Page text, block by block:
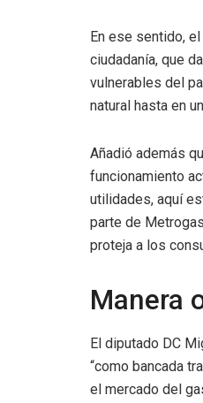
En ese sentido,
ciudadanía, que
vulnerables del
natural hasta en
Añadió además
funcionamiento
utilidades, aquí
parte de
proteja a los
Manera
El diputado DC
“como bancada
el mercado del